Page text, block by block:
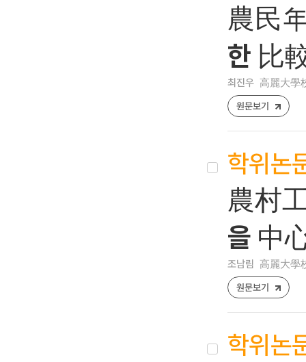
農民
한 比
최진우 高麗大學
원문보기
학위논
農村
을 中
조남림 高麗大學
원문보기
학위논